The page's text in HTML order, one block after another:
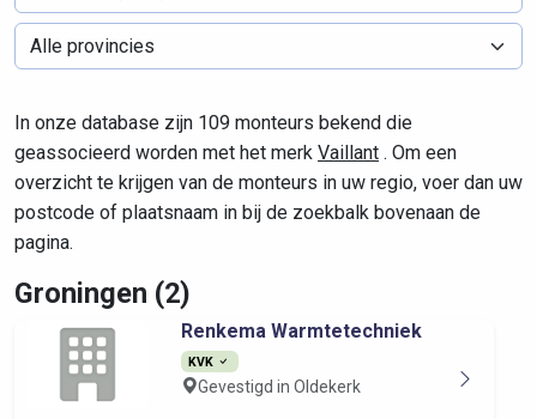
In onze database zijn 109 monteurs bekend die
geassocieerd worden met het merk Vaillant . Om een
overzicht te krijgen van de monteurs in uw regio, voer dan uw
postcode of plaatsnaam in bij de zoekbalk bovenaan de
pagina.
Groningen (2)
Renkema Warmtetechniek
KVK
Gevestigd in Oldekerk